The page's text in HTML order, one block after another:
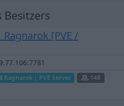
Besitzers
[PVE /
Ragnarok | PVE Server
148